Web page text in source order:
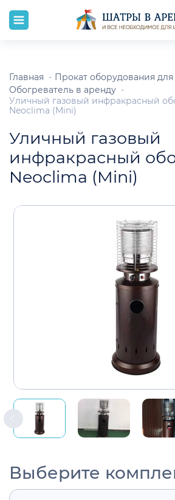
Главная
Прокат оборудования
Обогреватель в аренду
Уличный газовый инфракрасный
Neoclima (Mini)
Уличный газовый
инфракрасный
Neoclima (Mini)
Выберите